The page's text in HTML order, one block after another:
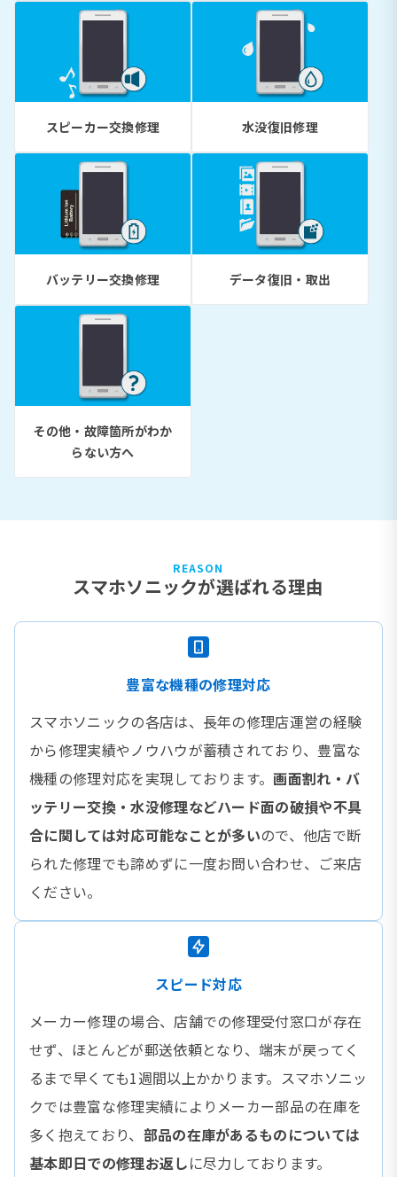
スピーカー交換修理 水没復旧修理
バッテリー交換修理 データ復旧・取出
その他・故障箇所がわか
らない方へ
REASON
スマホソニックが選ばれる理由
豊富な機種の修理対応
スマホソニックの各店は、長年の修理店運営の経験
から修理実績やノウハウが蓄積されており、豊富な
機種の修理対応を実現しております。画面割れ・バ
ッテリー交換・水没修理などハード面の破損や不具
合に関しては対応可能なことが多いので、他店で断
られた修理でも諦めずに一度お問い合わせ、ご来店
ください。
スピード対応
メーカー修理の場合、店舗での修理受付窓口が存在
せず、ほとんどが郵送依頼となり、端末が戻ってく
るまで早くても1週間以上かかります。スマホソニッ
クでは豊富な修理実績によりメーカー部品の在庫を
多く抱えており、 部品の在庫があるものについては
基本即日での修理お返しに尽力しております。